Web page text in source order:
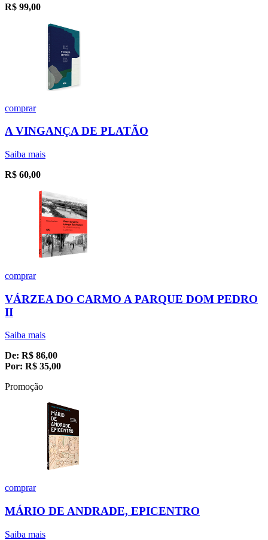
R$ 99,00
comprar
A VINGANÇA DE PLATÃO
Saiba mais
R$ 60,00
comprar
VÁRZEA DO CARMO A PARQUE DOM PEDRO
II
Saiba mais
De: R$ 86,00
Por: R$ 35,00
Promoção
comprar
MÁRIO DE ANDRADE, EPICENTRO
Saiba mais